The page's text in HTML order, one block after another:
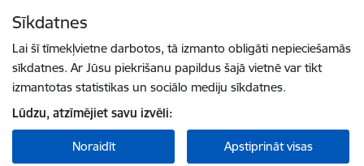
Sīkdatnes
Lai šī tīmekļvietne darbotos, tā izmanto obligāti nepieciešamās
sīkdatnes. Ar Jūsu piekrišanu papildus šajā vietnē var tikt
izmantotas statistikas un sociālo mediju sīkdatnes.
Lūdzu, atzīmējiet savu izvēli:
Noraidīt Apstiprināt visas